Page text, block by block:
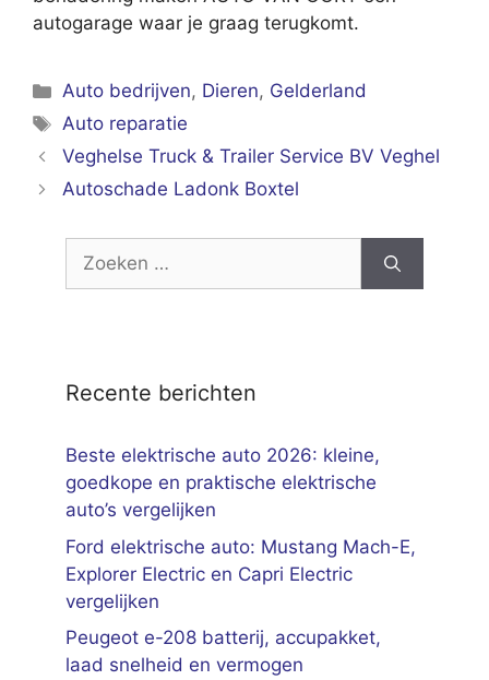
autogarage waar je graag terugkomt.
Categorieën
Auto bedrijven, Dieren, Gelderland
Tags
Auto reparatie
Veghelse Truck & Trailer Service BV Veghel
Autoschade Ladonk Boxtel
Zoek
Recente berichten
Beste elektrische auto 2026: kleine,
goedkope en praktische elektrische
auto’s vergelijken
Ford elektrische auto: Mustang Mach-E,
Explorer Electric en Capri Electric
vergelijken
Peugeot e-208 batterij, accupakket,
laad snelheid en vermogen